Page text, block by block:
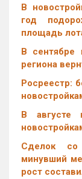
В
год
площадь
В сентябре
региона
Росреестр:
В августе
Cделок со
минувший
рост